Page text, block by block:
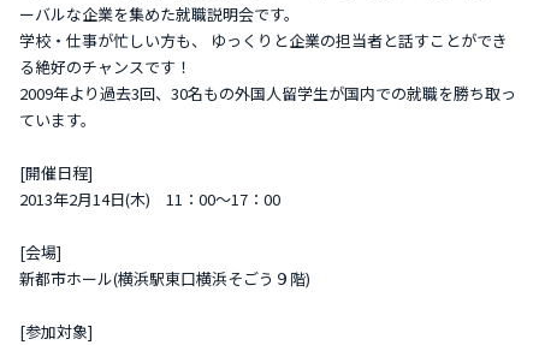
ーバルな企業を集めた就職説明会です。
学校・仕事が忙しい方も、 ゆっくりと企業の担当者と話すことができ
る絶好のチャンスです！
2009年より過去3回、30名もの外国人留学生が国内での就職を勝ち取っ
ています。
[開催日程]
2013年2月14日(木) 11：00～17：00
[会場]
新都市ホール(横浜駅東口横浜そごう９階)
[参加対象]